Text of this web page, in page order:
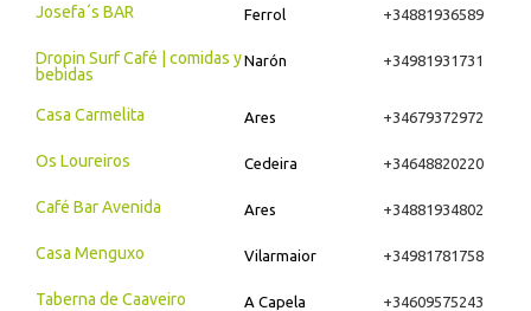
Josefa´s BAR Ferrol +34881936589
Dropin Surf Café | comidas y
bebidas
Narón +34981931731
Casa Carmelita Ares +34679372972
Os Loureiros Cedeira +34648820220
Café Bar Avenida Ares +34881934802
Casa Menguxo Vilarmaior +34981781758
Taberna de Caaveiro A Capela +34609575243